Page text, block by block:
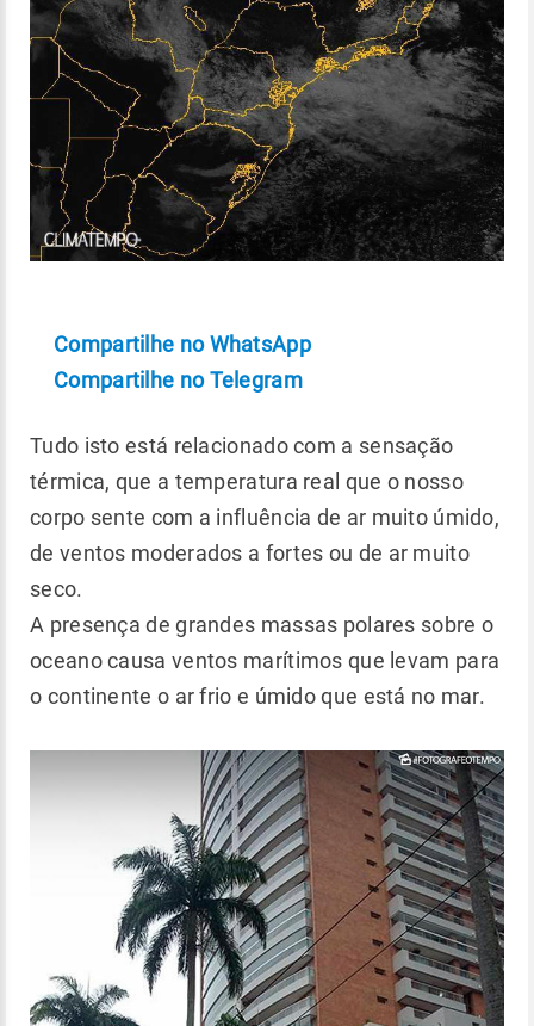
Compartilhe no WhatsApp
Compartilhe no Telegram
Tudo isto está relacionado com a sensação
térmica, que a temperatura real que o nosso
corpo sente com a influência de ar muito úmido,
de ventos moderados a fortes ou de ar muito
seco.
A presença de grandes massas polares sobre o
oceano causa ventos marítimos que levam para
o continente o ar frio e úmido que está no mar.